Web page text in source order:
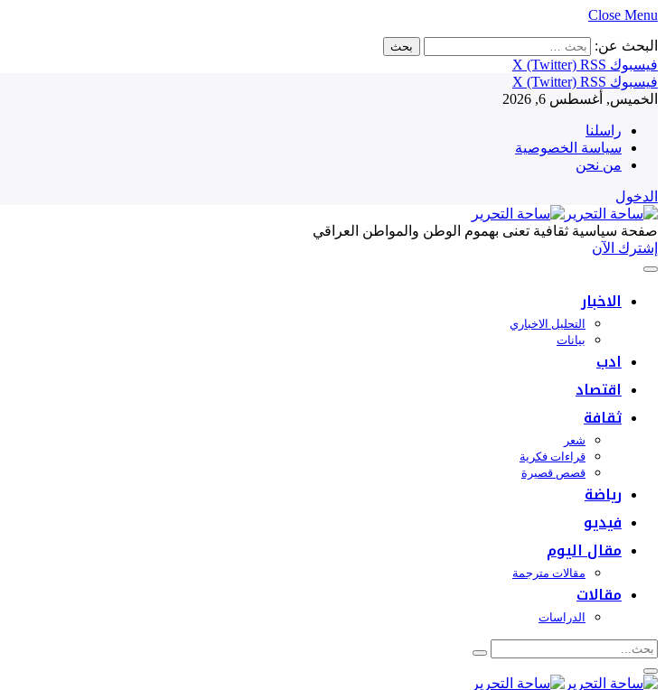
Close Menu
البحث عن:
فيسبوك
X (Twitter) RSS
فيسبوك
X (Twitter) RSS
الخميس, أغسطس 6, 2026
راسلنا
سياسة الخصوصية
من نحن
الدخول
صفحة سياسية ثقافية تعنى بهموم الوطن والمواطن العراقي
إشترك الآن
الاخبار
التحليل الاخباري
بيانات
ادب
اقتصاد
ثقافة
شعر
قراءات فكرية
قصص قصيرة
رياضة
فيديو
مقال اليوم
مقالات مترجمة
مقالات
الدراسات